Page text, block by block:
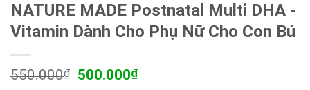
NATURE MADE Postnatal Multi DHA -
Vitamin Dành Cho Phụ Nữ Cho Con Bú
550.000₫
Giá
500.000₫Giá